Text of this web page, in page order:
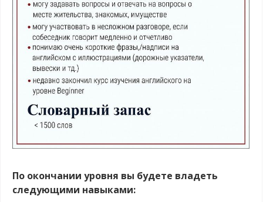
По окончании уровня вы будете владеть
следующими навыками: